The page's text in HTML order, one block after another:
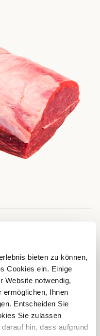
bieten zu können,
Cookies ein. Einige
Website notwendig,
ermöglichen, Ihnen
Entscheiden Sie
Sie zulassen
hin, dass aufgrund
Kurzfaserigkeit eignet
Eye-Steaks oder als
gut gelagert ist, ideal
dem Grill. Auch als
Die Zuschnitte
und Rohwürste